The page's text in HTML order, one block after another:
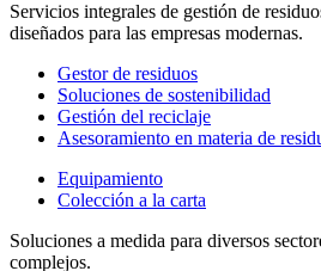
Servicios integrales de gestión de
diseñados para las empresas modernas.
Gestor de residuos
Soluciones de sostenibilidad
Gestión del reciclaje
Asesoramiento en materia de
Equipamiento
Colección a la carta
Soluciones a medida para diversos
complejos.